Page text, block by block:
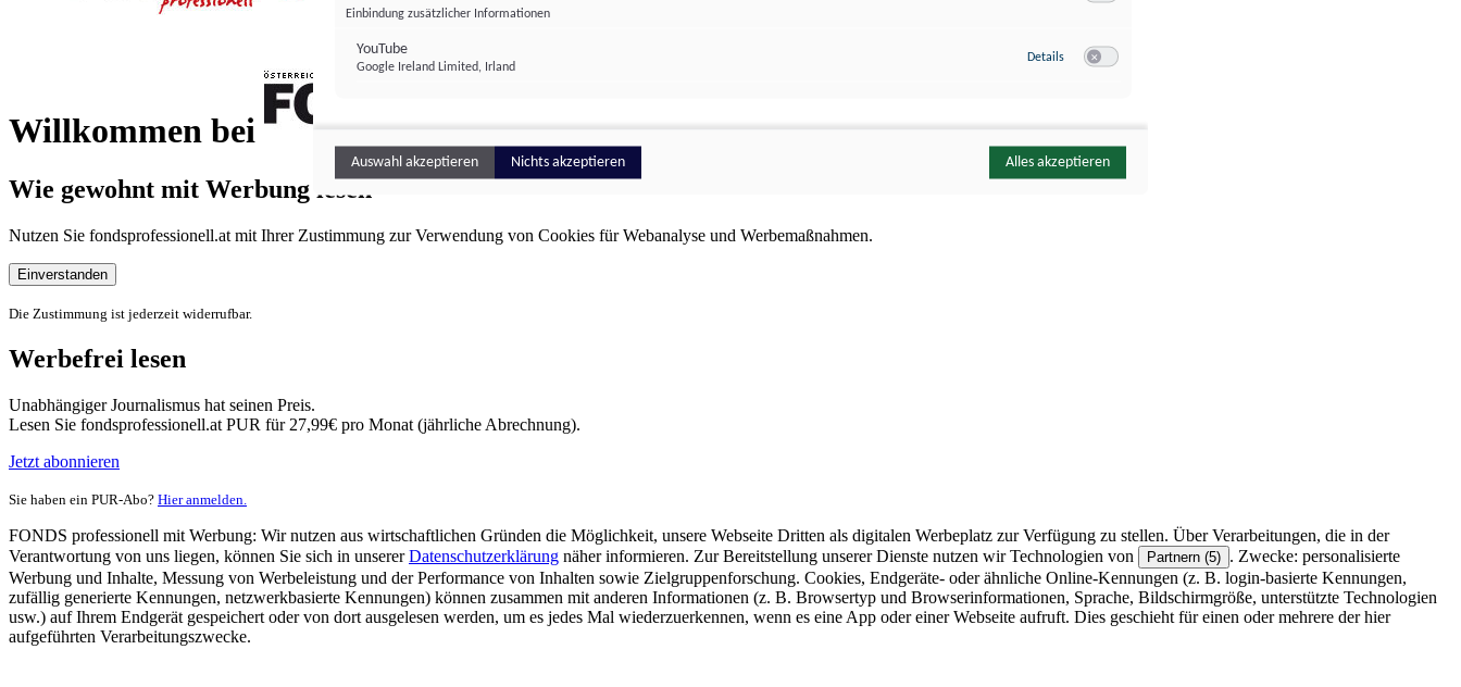
Willkommen bei
FONDS professionell
Wie gewohnt mit Werbung lesen
Nutzen Sie fondsprofessionell.at mit Ihrer Zustimmung zur Verwendung von Cookies für Webanalyse und Werbemaßnahmen.
Einverstanden
Die Zustimmung ist jederzeit widerrufbar.
Werbefrei lesen
Unabhängiger Journalismus hat seinen Preis.
Lesen Sie fondsprofessionell.at PUR für 27,99€ pro Monat (jährliche Abrechnung).
Jetzt abonnieren
Sie haben ein PUR-Abo? Hier anmelden.
FONDS professionell mit Werbung: Wir nutzen aus wirtschaftlichen Gründen die Möglichkeit, unsere Webseite Dritten als digitalen Werbeplatz zur Verfügung zu stellen. Über Verarbeitungen, die in der
Verantwortung von uns liegen, können Sie sich in unsererDatenschutzerklärung näher informieren. Zur Bereitstellung unserer Dienste nutzen wir Technologien von Partnern (5) . Zwecke: personalisierte
Werbung und Inhalte, Messung von Werbeleistung und der Performance von Inhalten sowie Zielgruppenforschung. Cookies, Endgeräte- oder ähnliche Online-Kennungen (z. B. login-basierte Kennungen,
zufällig generierte Kennungen, netzwerkbasierte Kennungen) können zusammen mit anderen Informationen (z. B. Browsertyp und Browserinformationen, Sprache, Bildschirmgröße, unterstützte Technologien
usw.) auf Ihrem Endgerät gespeichert oder von dort ausgelesen werden, um es jedes Mal wiederzuerkennen, wenn es eine App oder einer Webseite aufruft. Dies geschieht für einen oder mehrere der hier
aufgeführten Verarbeitungszwecke.
Einbindung zusätzlicher Informationen
YouTube
Google Ireland Limited, Irland
Details zu YouTube
Auswahl akzeptieren Nichts akzeptieren Alles akzeptieren